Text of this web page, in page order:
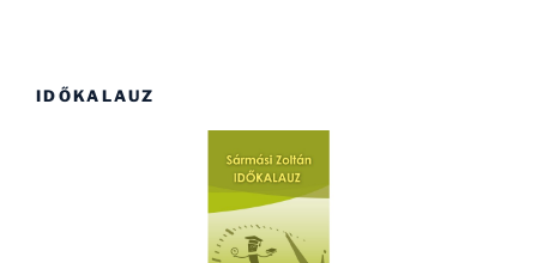
IDŐKALAUZ